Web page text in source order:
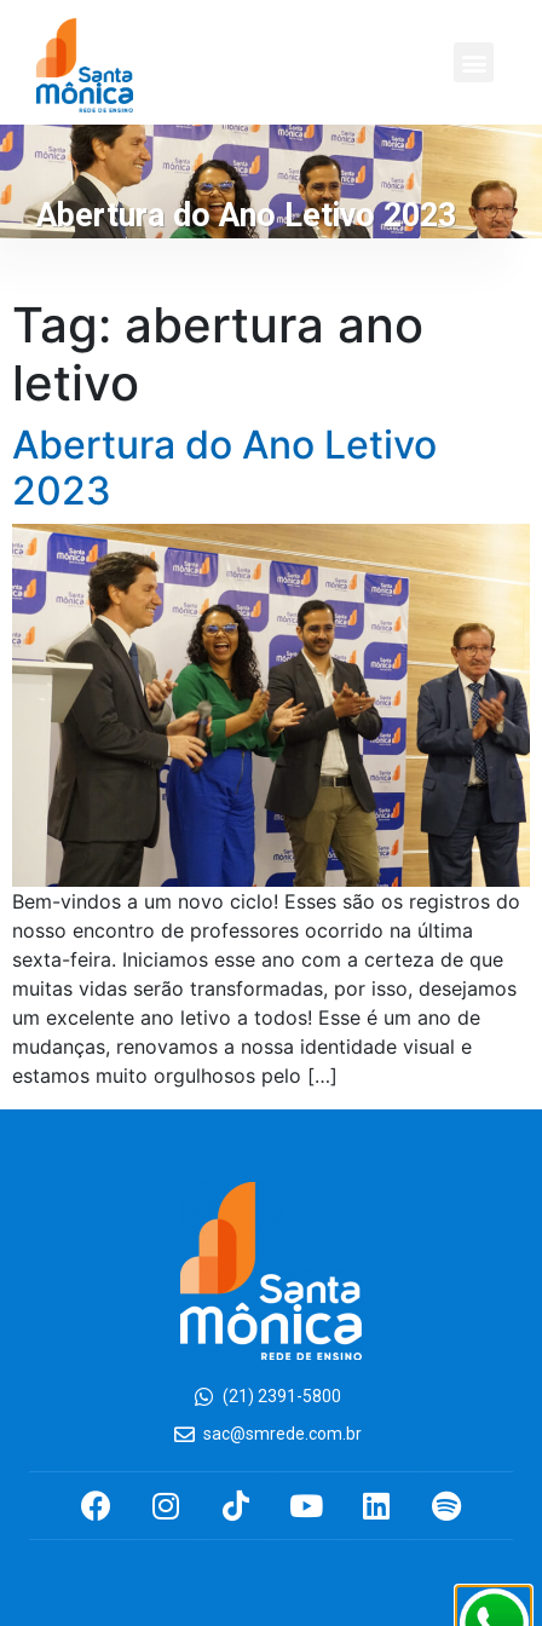
Abertura do Ano Letivo 2023
Tag: abertura ano
letivo
Abertura do Ano Letivo
2023
Bem-vindos a um novo ciclo! Esses são os registros do
nosso encontro de professores ocorrido na última
sexta-feira. Iniciamos esse ano com a certeza de que
muitas vidas serão transformadas, por isso, desejamos
um excelente ano letivo a todos! Esse é um ano de
mudanças, renovamos a nossa identidade visual e
estamos muito orgulhosos pelo […]
(21) 2391-5800
sac@smrede.com.br